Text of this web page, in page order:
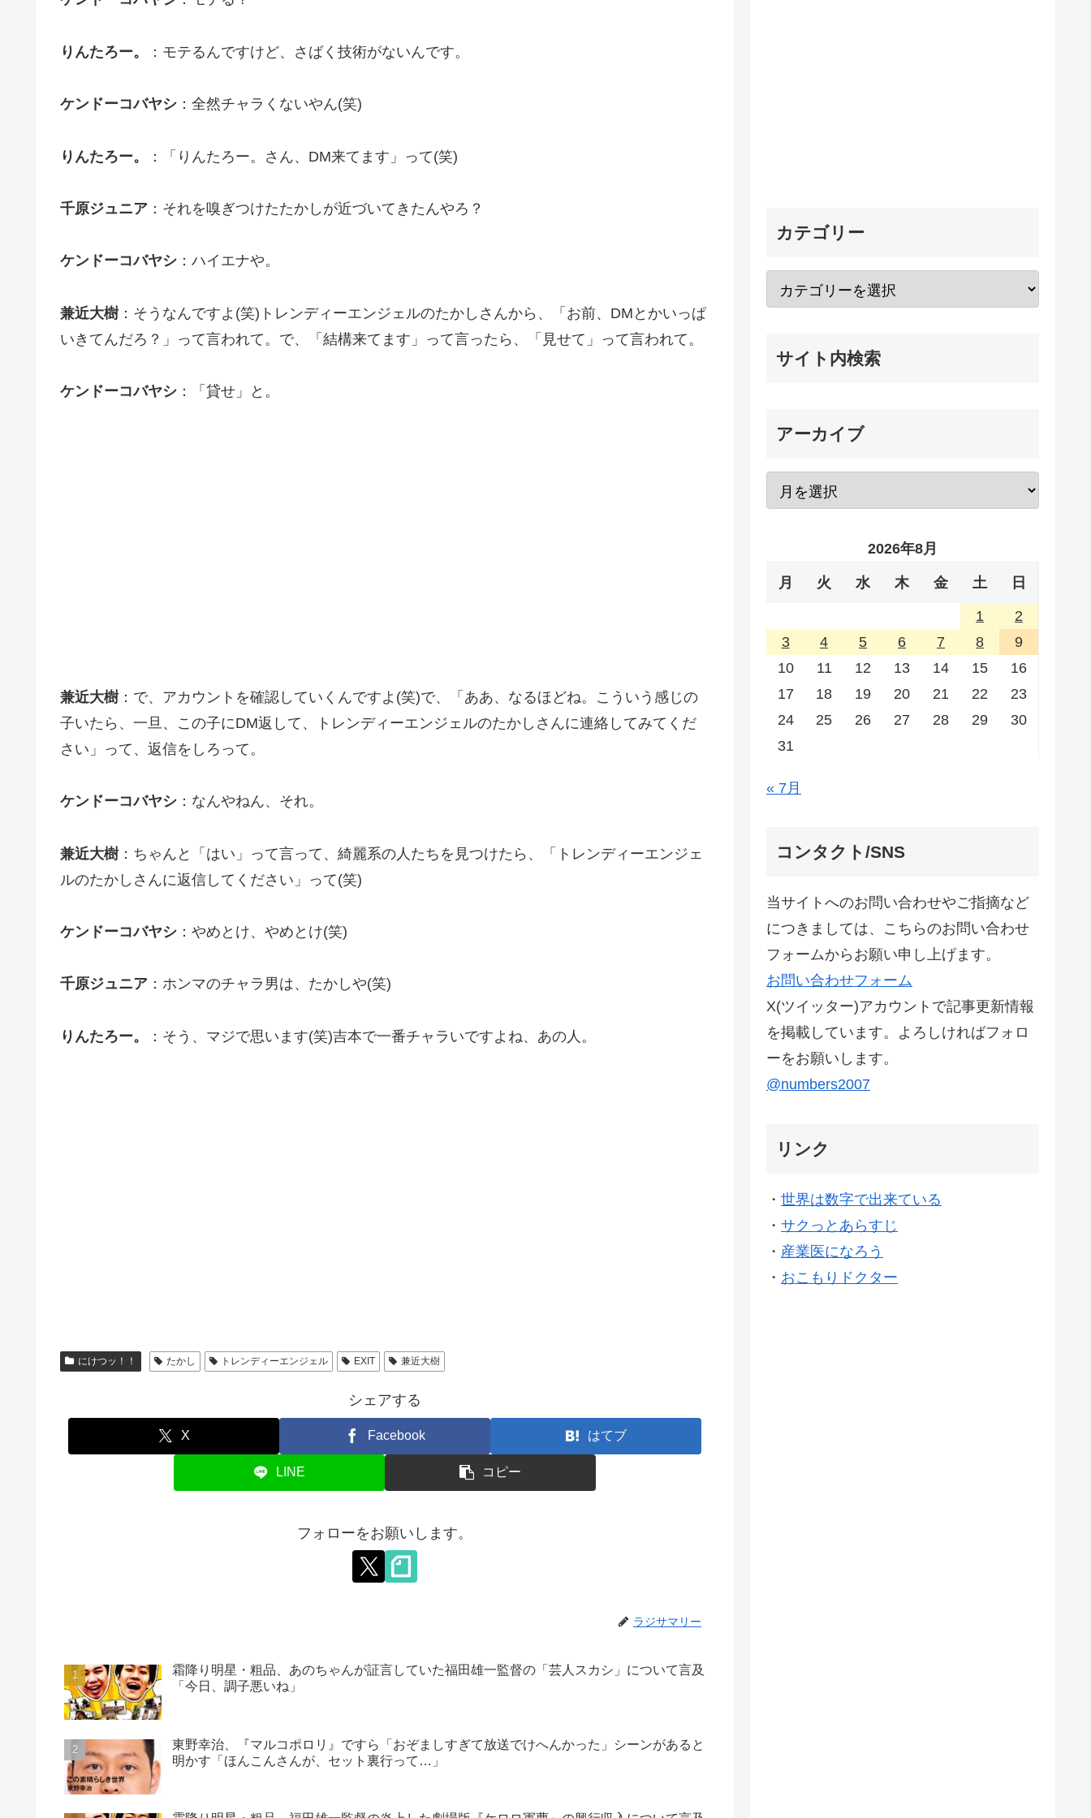
りんたろー。 ：モテるんですけど、さばく技術がないんです。
ケンドーコバヤシ ：全然チャラくないやん(笑)
りんたろー。 ：「りんたろー。さん、DM来てます」って(笑)
千原ジュニア ：それを嗅ぎつけたたかしが近づいてきたんやろ？
ケンドーコバヤシ ：ハイエナや。
兼近大樹：そうなんですよ(笑)トレンディーエンジェルのたかしさんから、「お前、DMとかいっぱ
いきてんだろ？」って言われて。で、「結構来てます」って言ったら、「見せて」って言われて。
ケンドーコバヤシ ：「貸せ」と。
兼近大樹：で、アカウントを確認していくんですよ(笑)で、「ああ、なるほどね。こういう感じの
子いたら、一旦、この子にDM返して、トレンディーエンジェルのたかしさんに連絡してみてくだ
さい」って、返信をしろって。
ケンドーコバヤシ ：なんやねん、それ。
兼近大樹：ちゃんと「はい」って言って、綺麗系の人たちを見つけたら、「トレンディーエンジェ
ルのたかしさんに返信してください」って(笑)
ケンドーコバヤシ ：やめとけ、やめとけ(笑)
千原ジュニア ：ホンマのチャラ男は、たかしや(笑)
りんたろー。 ：そう、マジで思います(笑)吉本で一番チャラいですよね、あの人。
にけつッ！！ たかし トレンディーエンジェル EXIT 兼近大樹
シェアする
X Facebook はてブ
LINE コピー
フォローをお願いします。
ラジサマリー
霜降り明星・粗品、あのちゃんが証言していた福田雄一監督の「芸人スカシ」について言及
「今日、調子悪いね」
東野幸治、『マルコポロリ』ですら「おぞましすぎて放送でけへんかった」シーンがあると
明かす「ほんこんさんが、セット裏行って…」
カテゴリー
サイト内検索
アーカイブ
2026年8月
月 火 水 木 金 土 日
1
2
3
4 5 6 7 8
9
10
11 12 13 14 15
16
17
18 19 20 21 22
23
24
25 26 27 28 29
30
31
« 7月
コンタクト/SNS
当サイトへのお問い合わせやご指摘など
につきましては、こちらのお問い合わせ
フォームからお願い申し上げます。
お問い合わせフォーム
X(ツイッター)アカウントで記事更新情報
を掲載しています。よろしければフォロ
ーをお願いします。
@numbers2007
リンク
・ 世界は数字で出来ている
・ サクっとあらすじ
・ 産業医になろう
・ おこもりドクター